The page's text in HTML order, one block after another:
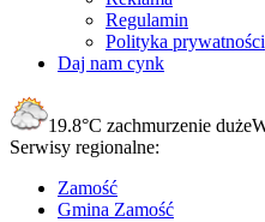
Regulamin
Polityka prywatności
Daj nam cynk
19.8°C zachmurzenie duże
Serwisy regionalne:
Zamość
Gmina Zamość